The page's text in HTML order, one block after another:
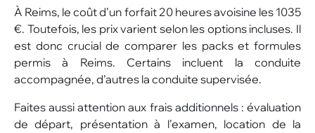
À Reims, le coût d’un forfait 20 heures avoisine les 1035
€. Toutefois, les prix varient selon les options incluses. Il
est donc crucial de comparer les packs et formules
permis à Reims. Certains incluent la conduite
accompagnée, d’autres la conduite supervisée.
Faites aussi attention aux frais additionnels : évaluation
de départ, présentation à l’examen, location de la